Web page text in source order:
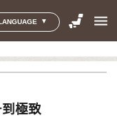
menu
到極致